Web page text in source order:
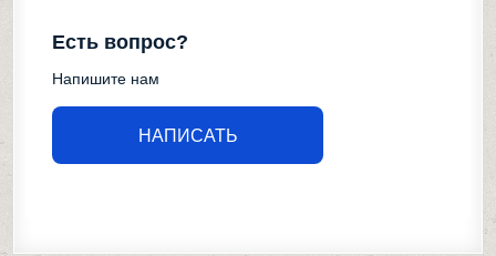
Есть вопрос?
Напишите нам
НАПИСАТЬ